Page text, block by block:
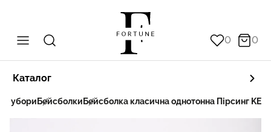
0 0
Каталог
убори Бейсболки Бейсболка класична однотонна Пірсинг